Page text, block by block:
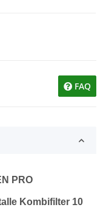
FAQ
PRO
Kombifilter 10